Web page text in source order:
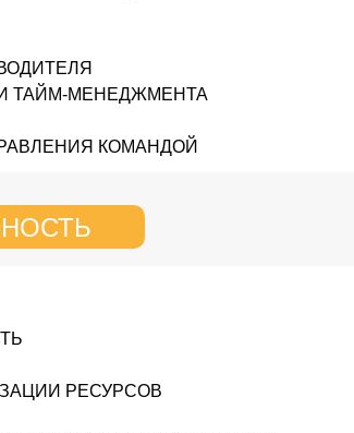
РЕСУРСОВ
ТАЙМ-МЕНЕДЖМЕНТА
КОМАНДОЙ